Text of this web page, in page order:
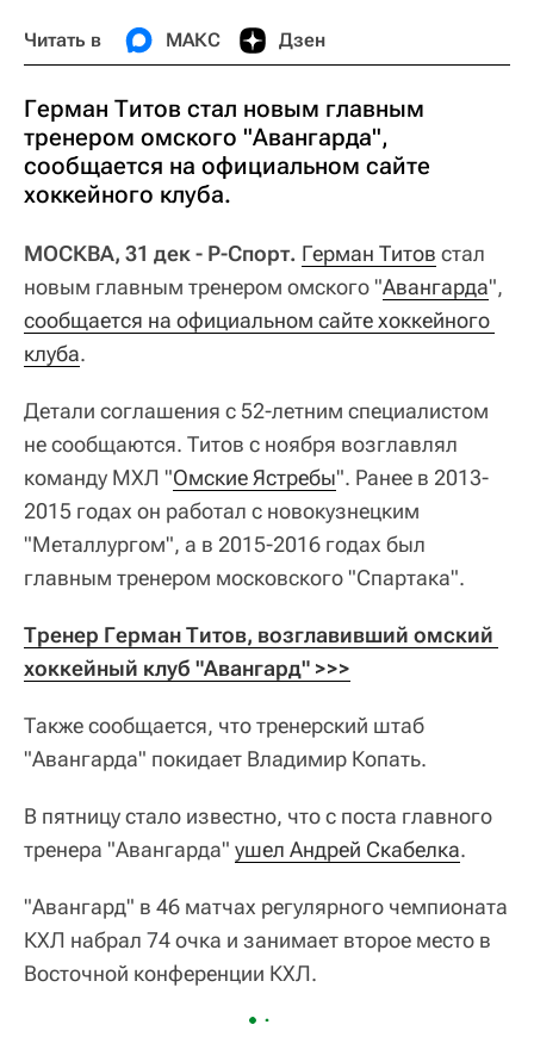
Читать в МАКС Дзен
Герман Титов стал новым главным
тренером омского "Авангарда",
сообщается на официальном сайте
хоккейного клуба.
МОСКВА, 31 дек - Р-Спорт. Герман Титов стал
новым главным тренером омского "Авангарда",
сообщается на официальном сайте хоккейного
клуба.
Детали соглашения с 52-летним специалистом
не сообщаются. Титов с ноября возглавлял
команду МХЛ "Омские Ястребы". Ранее в 2013-
2015 годах он работал с новокузнецким
"Металлургом", а в 2015-2016 годах был
главным тренером московского "Спартака".
Тренер Герман Титов, возглавивший омский
хоккейный клуб "Авангард" >>>
Также сообщается, что тренерский штаб
"Авангарда" покидает Владимир Копать.
В пятницу стало известно, что с поста главного
тренера "Авангарда" ушел Андрей Скабелка.
"Авангард" в 46 матчах регулярного чемпионата
КХЛ набрал 74 очка и занимает второе место в
Восточной конференции КХЛ.